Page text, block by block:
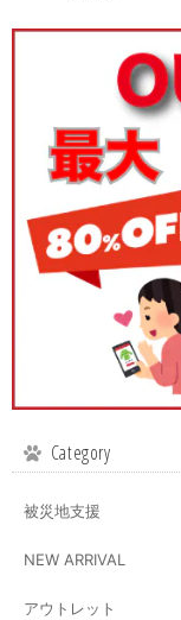
Category
被災地支援
NEW ARRIVAL
アウトレット